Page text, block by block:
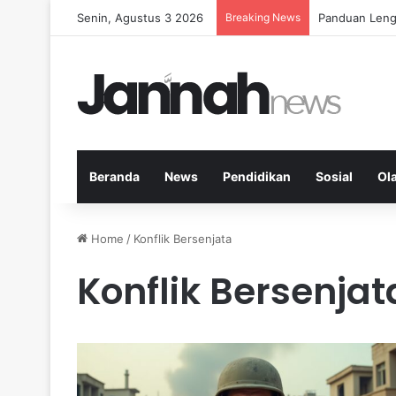
Senin, Agustus 3 2026 Breaking News Panduan
Beranda News Pendidikan Sosial
Home / Konflik Bersenjata
Konflik